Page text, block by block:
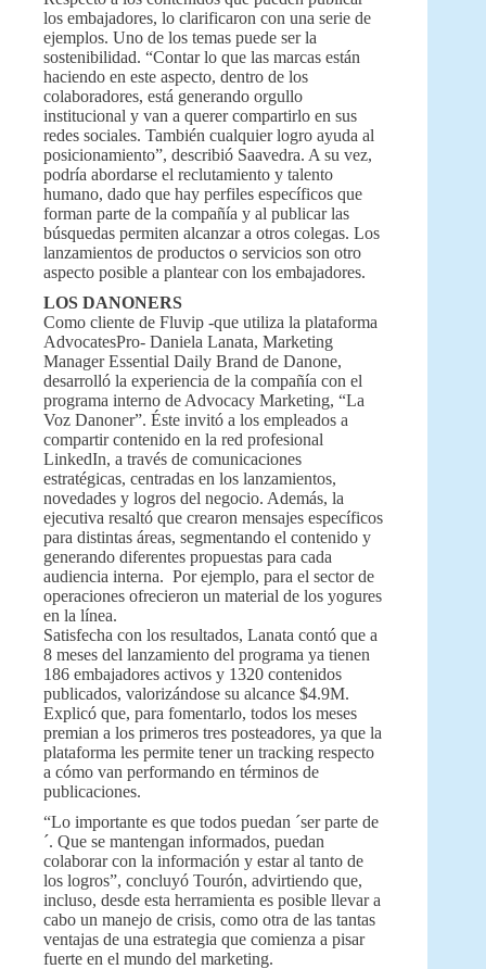
los embajadores, lo clarificaron con una serie de
ejemplos. Uno de los temas puede ser la
sostenibilidad. “Contar lo que las marcas están
haciendo en este aspecto, dentro de los
colaboradores, está generando orgullo
institucional y van a querer compartirlo en sus
redes sociales. También cualquier logro ayuda al
posicionamiento”, describió Saavedra. A su vez,
podría abordarse el reclutamiento y talento
humano, dado que hay perfiles específicos que
forman parte de la compañía y al publicar las
búsquedas permiten alcanzar a otros colegas. Los
lanzamientos de productos o servicios son otro
aspecto posible a plantear con los embajadores.
LOS DANONERS
Como cliente de Fluvip -que utiliza la plataforma
AdvocatesPro- Daniela Lanata, Marketing
Manager Essential Daily Brand de Danone,
desarrolló la experiencia de la compañía con el
programa interno de Advocacy Marketing, “La
Voz Danoner”. Éste invitó a los empleados a
compartir contenido en la red profesional
LinkedIn, a través de comunicaciones
estratégicas, centradas en los lanzamientos,
novedades y logros del negocio. Además, la
ejecutiva resaltó que crearon mensajes específicos
para distintas áreas, segmentando el contenido y
generando diferentes propuestas para cada
audiencia interna. Por ejemplo, para el sector de
operaciones ofrecieron un material de los yogures
en la línea.
Satisfecha con los resultados, Lanata contó que a
8 meses del lanzamiento del programa ya tienen
186 embajadores activos y 1320 contenidos
publicados, valorizándose su alcance $4.9M.
Explicó que, para fomentarlo, todos los meses
premian a los primeros tres posteadores, ya que la
plataforma les permite tener un tracking respecto
a cómo van performando en términos de
publicaciones.
“Lo importante es que todos puedan ´ser parte de
´. Que se mantengan informados, puedan
colaborar con la información y estar al tanto de
los logros”, concluyó Tourón, advirtiendo que,
incluso, desde esta herramienta es posible llevar a
cabo un manejo de crisis, como otra de las tantas
ventajas de una estrategia que comienza a pisar
fuerte en el mundo del marketing.